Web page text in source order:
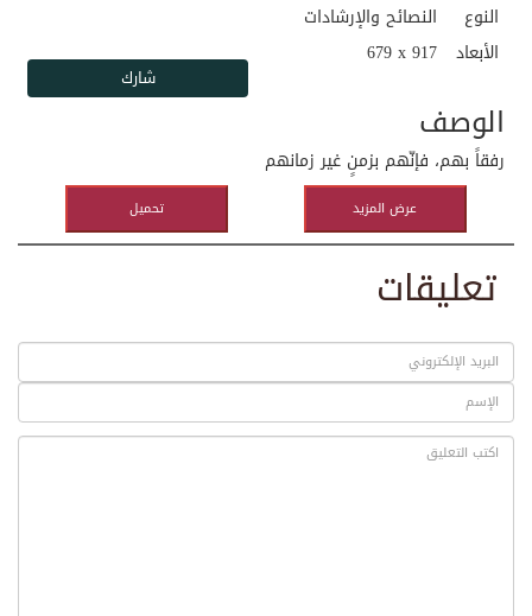
النصائح والإرشادات
النوع
679 x 917 الأبعاد
الوصف
رفقاً بهم، فإنّهم بزمنٍ غير زمانهم
تحميل عرض المزيد
تعليقات